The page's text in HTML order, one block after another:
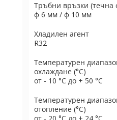
Тръбни връзки (течна
ф 6 мм / ф 10 мм
Хладилен агент
R32
Температурен
охлаждане (°C)
от - 10 °C до + 50 °C
Температурен
отопление (°C)